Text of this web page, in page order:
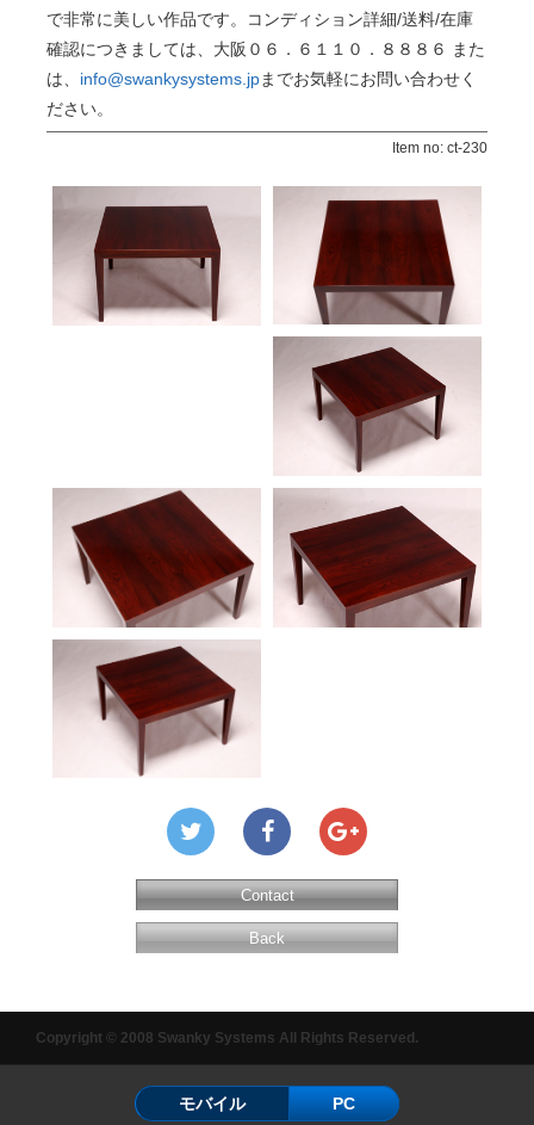
で非常に美しい作品です。コンディション詳細/送料/在庫
確認につきましては、大阪０６．６１１０．８８８６ また
は、 info@swankysystems.jpまでお気軽にお問い合わせく
ださい。
Item no: ct-230
Contact
Back
Copyright © 2008 Swanky Systems All Rights Reserved.
モバイル PC